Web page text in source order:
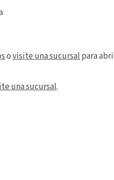
ovisite una sucursalpara
una sucursal.